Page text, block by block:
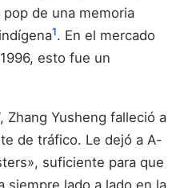
de una memoria
1. En el mercado
esto fue un
Zhang Yusheng falleció a
de tráfico. Le dejó a A-
suficiente para que
siempre lado a lado en la